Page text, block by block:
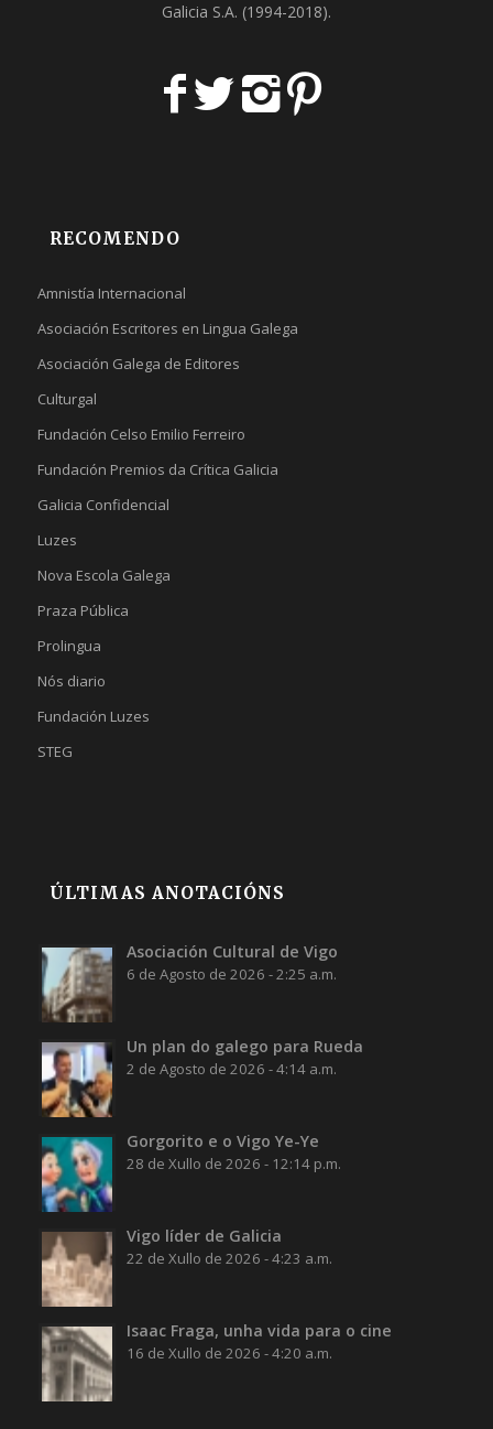
Galicia S.A. (1994-2018).
RECOMENDO
Amnistía Internacional
Asociación Escritores en Lingua Galega
Asociación Galega de Editores
Culturgal
Fundación Celso Emilio Ferreiro
Fundación Premios da Crítica Galicia
Galicia Confidencial
Luzes
Nova Escola Galega
Praza Pública
Prolingua
Nós diario
Fundación Luzes
STEG
ÚLTIMAS ANOTACIÓNS
Asociación Cultural de Vigo
6 de Agosto de 2026 - 2:25 a.m.
Un plan do galego para Rueda
2 de Agosto de 2026 - 4:14 a.m.
Gorgorito e o Vigo Ye-Ye
28 de Xullo de 2026 - 12:14 p.m.
Vigo líder de Galicia
22 de Xullo de 2026 - 4:23 a.m.
Isaac Fraga, unha vida para o cine
16 de Xullo de 2026 - 4:20 a.m.